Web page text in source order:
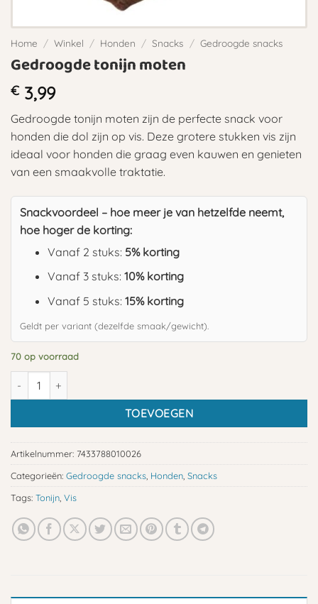
Home / Winkel / Honden / Snacks / Gedroogde snacks
Gedroogde tonijn moten
€3,99
Gedroogde tonijn moten zijn de perfecte snack voor
honden die dol zijn op vis. Deze grotere stukken vis zijn
ideaal voor honden die graag even kauwen en genieten
van een smaakvolle traktatie.
Snackvoordeel – hoe meer je van hetzelfde neemt,
hoe hoger de korting:
Vanaf 2 stuks: 5% korting
Vanaf 3 stuks: 10% korting
Vanaf 5 stuks: 15% korting
Geldt per variant (dezelfde smaak/gewicht).
70 op voorraad
Gedroogde tonijn moten aantal
TOEVOEGEN
Artikelnummer: 7433788010026
Categorieën: Gedroogde snacks Honden Snacks
Tags: Tonijn Vis